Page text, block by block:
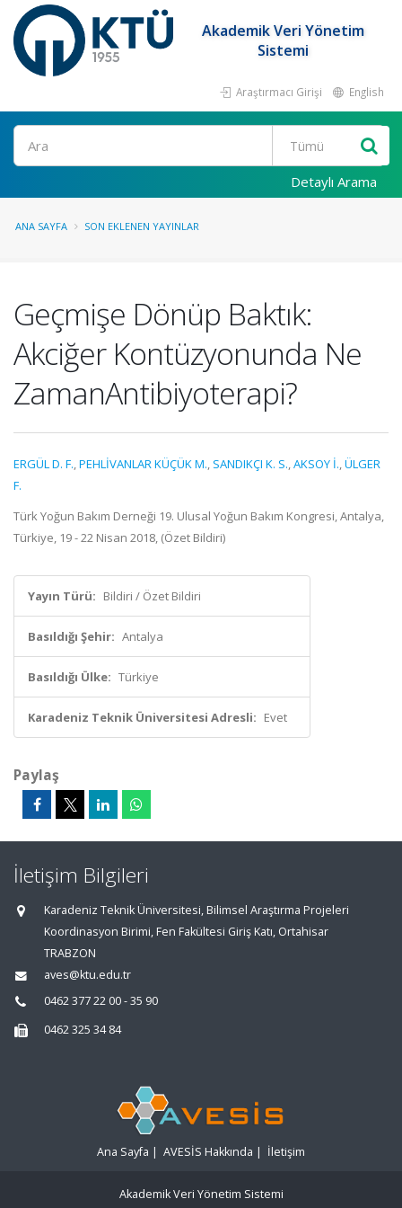
Akademik Veri Yönetim
Sistemi
Araştırmacı Girişi English
Ara
Detaylı Arama
ANA SAYFA SON EKLENEN YAYINLAR
Geçmişe Dönüp Baktık:
Akciğer Kontüzyonunda Ne
ZamanAntibiyoterapi?
ERGÜL D. F.,PEHLİVANLAR KÜÇÜK M., SANDIKÇI K. S.,AKSOY İ.,ÜLGER
F.
Türk Yoğun Bakım Derneği 19. Ulusal Yoğun Bakım Kongresi, Antalya,
Türkiye, 19 - 22 Nisan 2018, (Özet Bildiri)
Yayın Türü: Bildiri / Özet Bildiri
Basıldığı Şehir: Antalya
Basıldığı Ülke: Türkiye
Karadeniz Teknik Üniversitesi Adresli: Evet
Paylaş
İletişim Bilgileri
Karadeniz Teknik Üniversitesi, Bilimsel Araştırma Projeleri
Koordinasyon Birimi, Fen Fakültesi Giriş Katı, Ortahisar
TRABZON
aves@ktu.edu.tr
0462 377 22 00 - 35 90
0462 325 34 84
Ana Sayfa | AVESİS Hakkında | İletişim
Akademik Veri Yönetim Sistemi